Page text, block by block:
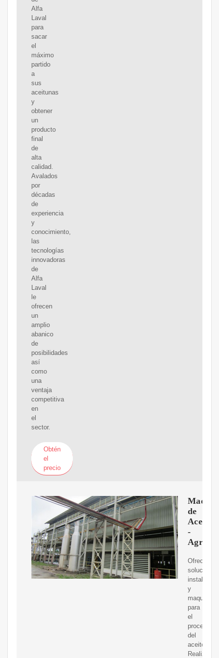
Alfa
Laval
para
sacar
el
máximo
partido
a
sus
aceitunas
y
obtener
un
producto
final
de
alta
calidad.
Avalados
por
décadas
de
experiencia
y
conocimiento,
las
tecnologías
innovadoras
de
Alfa
Laval
le
ofrecen
un
amplio
abanico
de
posibilidades
así
como
una
ventaja
competitiva
en
el
sector.
Obtén
el
precio
de
Aceite
-
Ofrecemos
y
maquinaria
para
el
proceso
del
aceite.